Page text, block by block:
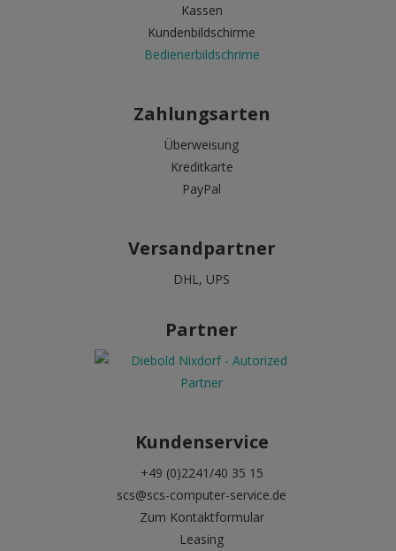
Kassen
Kundenbildschirme
Bedienerbildschrime
Zahlungsarten
Überweisung
Kreditkarte
PayPal
Versandpartner
DHL, UPS
Partner
Kundenservice
+49 (0)2241/40 35 15
scs@scs-computer-service.de
Zum Kontaktformular
Leasing